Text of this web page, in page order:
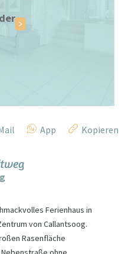
App Kopieren
Ferienhaus in
von Callantsoog.
Rasenfläche